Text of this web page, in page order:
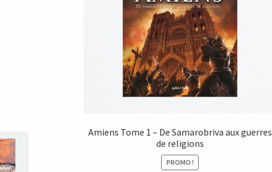
Amiens Tome 1 – De Samarobriva aux guerres
de religions
PROMO !